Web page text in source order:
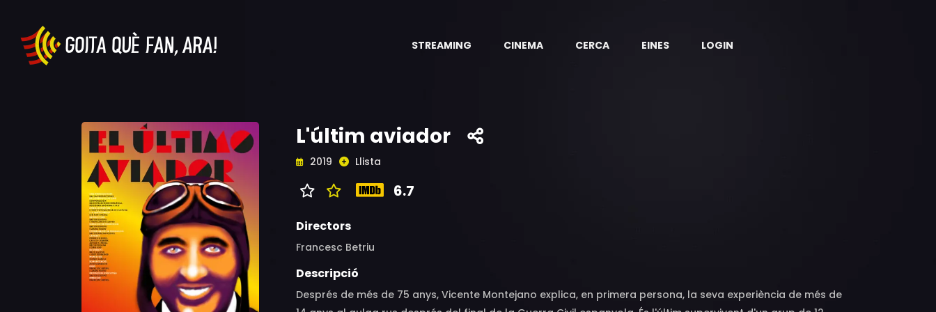
STREAMING CINEMA CERCA EINES LOGIN
L'últim aviador
2019 Llista
6.7
Directors
Francesc Betriu
Descripció
Després de més de 75 anys, Vicente Montejano explica, en primera persona, la seva experiència de més de